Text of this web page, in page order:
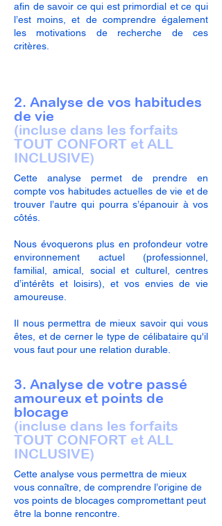
afin de savoir ce qui est primordial et ce qui
l’est moins, et de comprendre également
les motivations de recherche de ces
critères.
2. Analyse de vos habitudes
de vie
(incluse dans les forfaits
TOUT CONFORT et ALL
INCLUSIVE)
Cette analyse permet de prendre en
compte vos habitudes actuelles de vie et de
trouver l’autre qui pourra s’épanouir à vos
côtés.
Nous évoquerons plus en profondeur votre
environnement actuel (professionnel,
familial, amical, social et culturel, centres
d’intérêts et loisirs), et vos envies de vie
amoureuse.
Il nous permettra de mieux savoir qui vous
êtes, et de cerner le type de célibataire qu'il
vous faut pour une relation durable.
3. Analyse de votre passé
amoureux et points de
blocage
(incluse dans les forfaits
TOUT CONFORT et ALL
INCLUSIVE)
Cette analyse vous permettra de mieux
vous connaître, de comprendre l’origine de
vos points de blocages compromettant peut
être la bonne rencontre.